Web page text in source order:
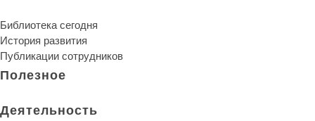
Библиотека сегодня
История развития
Публикации сотрудников
Полезное
Деятельность